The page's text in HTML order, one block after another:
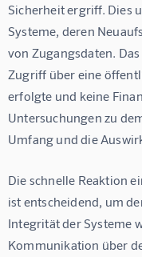
Sicherheit ergriff. Dies
Systeme, deren
von Zugangsdaten.
Zugriff über eine
erfolgte und keine
Untersuchungen zu
Umfang und die
Die schnelle Reaktion
ist entscheidend, um
Integrität der Systeme
Kommunikation über